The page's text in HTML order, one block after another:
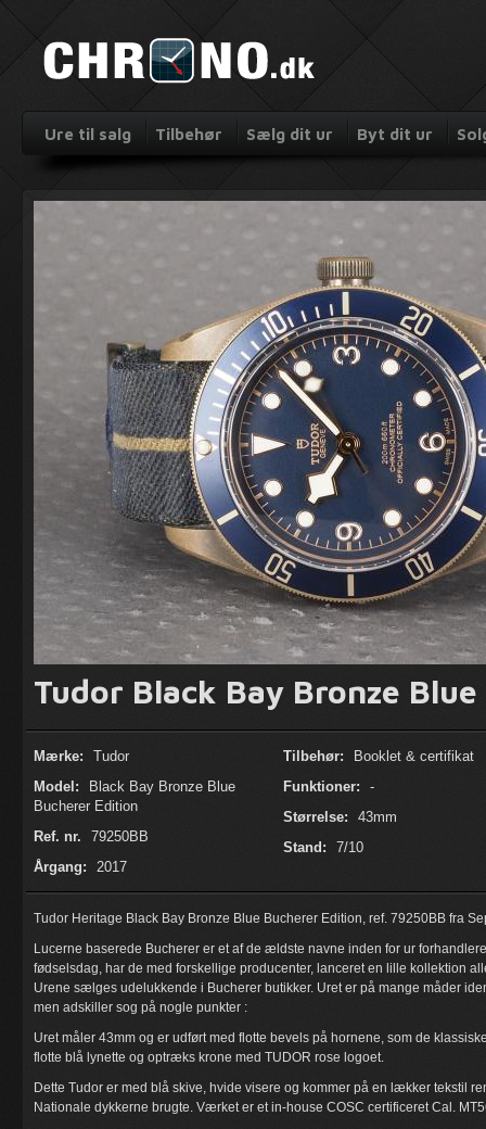
Ure til salg Tilbehør Sælg dit ur Byt dit ur
Tudor Black Bay Bronze
Mærke:
Tudor
Model:
Black Bay Bronze Blue
Bucherer Edition
Ref. nr.
79250BB
Årgang:
2017
Tilbehør:
Booklet & certifikat
Funktioner:
-
Størrelse:
43mm
Stand:
7/10
Tudor Heritage Black Bay Bronze Blue Bucherer Edition, ref. 79250BB fra
Lucerne baserede Bucherer er et af de ældste navne inden for ur
fødselsdag, har de med forskellige producenter, lanceret en lille kollektion
Urene sælges udelukkende i Bucherer butikker. Uret er på mange måder
men adskiller sog på nogle punkter :
Uret måler 43mm og er udført med flotte bevels på hornene, som de
flotte blå lynette og optræks krone med TUDOR rose logoet.
Dette Tudor er med blå skive, hvide visere og kommer på en lækker tekstil
Nationale dykkerne brugte. Værket er et in-house COSC certificeret Cal.